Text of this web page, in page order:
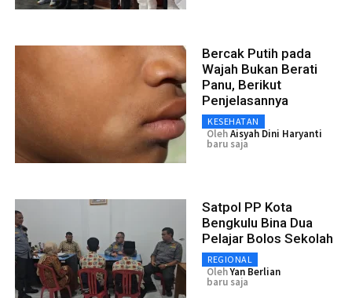
Bercak Putih pada
Wajah Bukan Berati
Panu, Berikut
Penjelasannya
KESEHATAN
OlehAisyah Dini Haryanti
baru saja
Satpol PP Kota
Bengkulu Bina Dua
Pelajar Bolos Sekolah
REGIONAL
OlehYan Berlian
baru saja